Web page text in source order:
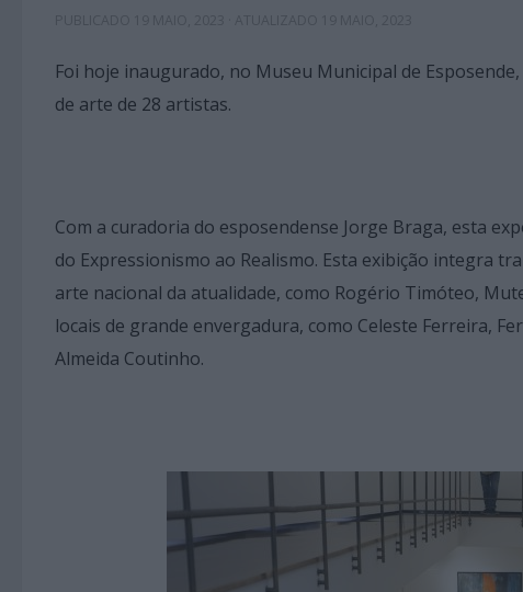
Foi hoje inaugurado, no Museu Municipal de
de arte de 28 artistas.
Com a curadoria do esposendense Jorge Braga, esta
do Expressionismo ao Realismo. Esta exibição integra
arte nacional da atualidade, como Rogério Timóteo,
locais de grande envergadura, como Celeste Ferreira,
Almeida Coutinho.